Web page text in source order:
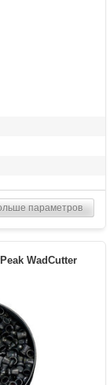
параметров
WadCutter